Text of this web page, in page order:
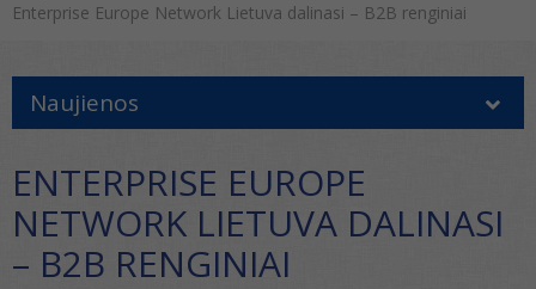
Enterprise Europe Network Lietuva dalinasi – B2B renginiai
Naujienos
ENTERPRISE EUROPE
NETWORK LIETUVA DALINASI
– B2B RENGINIAI